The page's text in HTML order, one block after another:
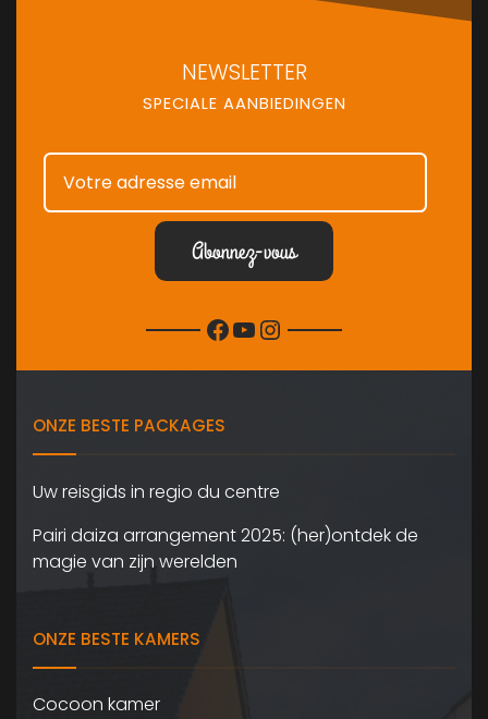
NEWSLETTER
SPECIALE AANBIEDINGEN
Facebook
YouTube
Instagram
ONZE BESTE PACKAGES
Uw reisgids in regio du centre
Pairi daiza arrangement 2025: (her)ontdek de
magie van zijn werelden
ONZE BESTE KAMERS
Cocoon kamer